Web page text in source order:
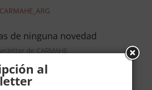
de ninguna novedad
de CARMAHE
al